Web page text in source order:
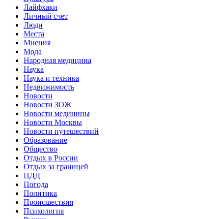
Лайфхаки
Личный счет
Люди
Места
Мнения
Мода
Народная медицина
Наука
Наука и техника
Недвижимость
Новости
Новости ЗОЖ
Новости медицины
Новости Москвы
Новости путешествий
Образование
Общество
Отдых в России
Отдых за границей
ПДД
Погода
Политика
Происшествия
Психология